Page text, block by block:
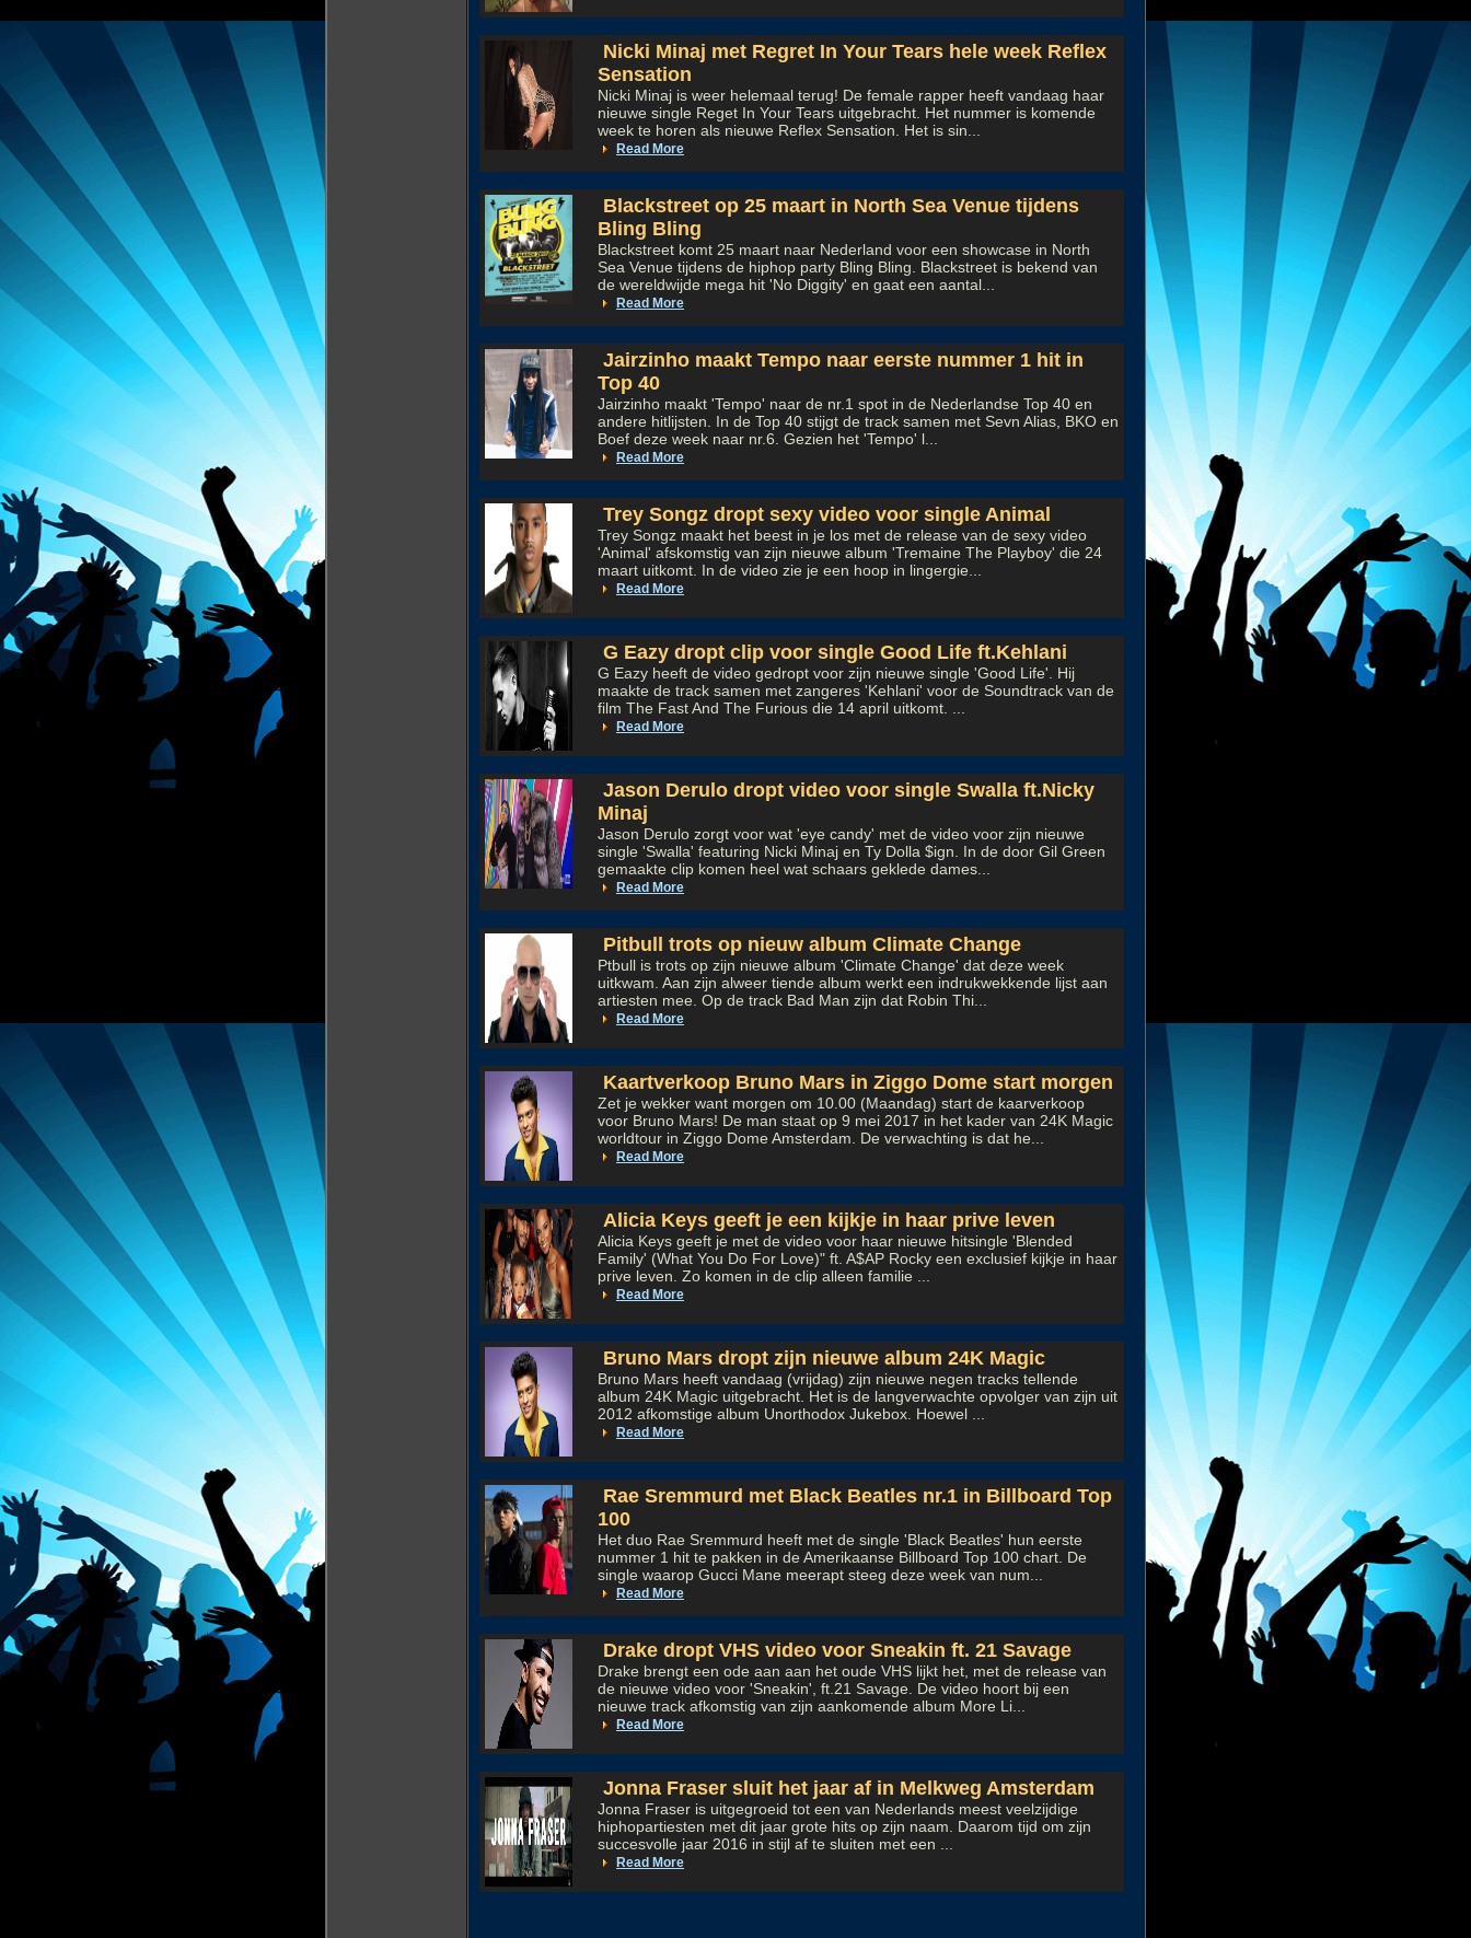
Nicki Minaj met Regret In Your Tears hele week Reflex
Sensation
Nicki Minaj is weer helemaal terug! De female rapper heeft vandaag haar
nieuwe single Reget In Your Tears uitgebracht. Het nummer is komende
week te horen als nieuwe Reflex Sensation. Het is sin...
Read More
Blackstreet op 25 maart in North Sea Venue tijdens
Bling Bling
Blackstreet komt 25 maart naar Nederland voor een showcase in North
Sea Venue tijdens de hiphop party Bling Bling. Blackstreet is bekend van
de wereldwijde mega hit 'No Diggity' en gaat een aantal...
Read More
Jairzinho maakt Tempo naar eerste nummer 1 hit in
Top 40
Jairzinho maakt 'Tempo' naar de nr.1 spot in de Nederlandse Top 40 en
andere hitlijsten. In de Top 40 stijgt de track samen met Sevn Alias, BKO en
Boef deze week naar nr.6. Gezien het 'Tempo' l...
Read More
Trey Songz dropt sexy video voor single Animal
Trey Songz maakt het beest in je los met de release van de sexy video
'Animal' afskomstig van zijn nieuwe album 'Tremaine The Playboy' die 24
maart uitkomt. In de video zie je een hoop in lingergie...
Read More
G Eazy dropt clip voor single Good Life ft.Kehlani
G Eazy heeft de video gedropt voor zijn nieuwe single 'Good Life'. Hij
maakte de track samen met zangeres 'Kehlani' voor de Soundtrack van de
film The Fast And The Furious die 14 april uitkomt. ...
Read More
Jason Derulo dropt video voor single Swalla ft.Nicky
Minaj
Jason Derulo zorgt voor wat 'eye candy' met de video voor zijn nieuwe
single 'Swalla' featuring Nicki Minaj en Ty Dolla $ign. In de door Gil Green
gemaakte clip komen heel wat schaars geklede dames...
Read More
Pitbull trots op nieuw album Climate Change
Ptbull is trots op zijn nieuwe album 'Climate Change' dat deze week
uitkwam. Aan zijn alweer tiende album werkt een indrukwekkende lijst aan
artiesten mee. Op de track Bad Man zijn dat Robin Thi...
Read More
Kaartverkoop Bruno Mars in Ziggo Dome start morgen
Zet je wekker want morgen om 10.00 (Maandag) start de kaarverkoop
voor Bruno Mars! De man staat op 9 mei 2017 in het kader van 24K Magic
worldtour in Ziggo Dome Amsterdam. De verwachting is dat he...
Read More
Alicia Keys geeft je een kijkje in haar prive leven
Alicia Keys geeft je met de video voor haar nieuwe hitsingle 'Blended
Family' (What You Do For Love)" ft. A$AP Rocky een exclusief kijkje in haar
prive leven. Zo komen in de clip alleen familie ...
Read More
Bruno Mars dropt zijn nieuwe album 24K Magic
Bruno Mars heeft vandaag (vrijdag) zijn nieuwe negen tracks tellende
album 24K Magic uitgebracht. Het is de langverwachte opvolger van zijn uit
2012 afkomstige album Unorthodox Jukebox. Hoewel ...
Read More
Rae Sremmurd met Black Beatles nr.1 in Billboard Top
100
Het duo Rae Sremmurd heeft met de single 'Black Beatles' hun eerste
nummer 1 hit te pakken in de Amerikaanse Billboard Top 100 chart. De
single waarop Gucci Mane meerapt steeg deze week van num...
Read More
Drake dropt VHS video voor Sneakin ft. 21 Savage
Drake brengt een ode aan aan het oude VHS lijkt het, met de release van
de nieuwe video voor 'Sneakin', ft.21 Savage. De video hoort bij een
nieuwe track afkomstig van zijn aankomende album More Li...
Read More
Jonna Fraser sluit het jaar af in Melkweg Amsterdam
Jonna Fraser is uitgegroeid tot een van Nederlands meest veelzijdige
hiphopartiesten met dit jaar grote hits op zijn naam. Daarom tijd om zijn
succesvolle jaar 2016 in stijl af te sluiten met een ...
Read More